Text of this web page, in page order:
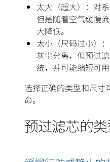
太大（超大）：对
但是随着空气缓慢
大降低。
太小（尺码过小）
灰尘分离，但预过
统，并可能缩短可
选择正确的类型和尺寸
命。
预过滤芯的